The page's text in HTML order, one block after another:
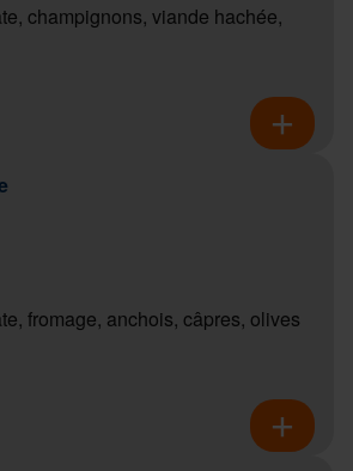
champignons, viande hachée,
fromage, anchois, câpres, olives